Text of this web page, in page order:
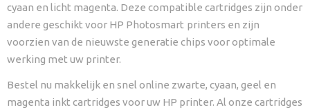
cyaan en licht magenta. Deze compatible cartridges zijn onder
andere geschikt voor HP Photosmart printers en zijn
voorzien van de nieuwste generatie chips voor optimale
werking met uw printer.
Bestel nu makkelijk en snel online zwarte, cyaan, geel en
magenta inkt cartridges voor uw HP printer. Al onze cartridges